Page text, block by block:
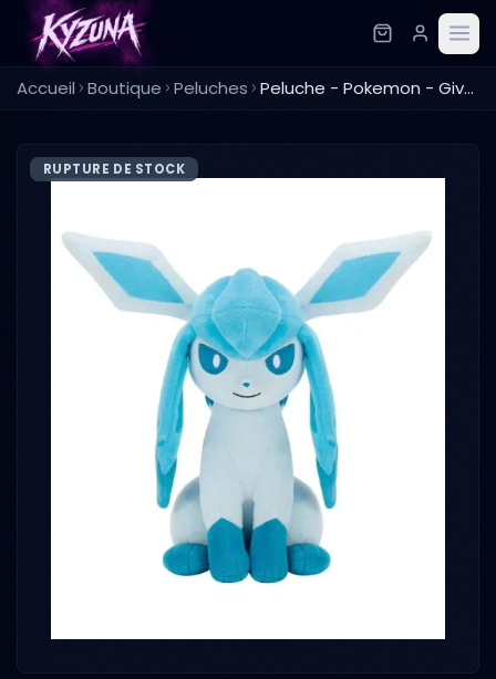
Accueil Boutique Peluches Peluche - Pokemon - Givrali
RUPTURE DE STOCK